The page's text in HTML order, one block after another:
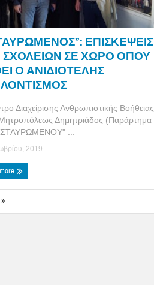
ΕΠΙΣΚΕΨΕΙΣ
ΣΕ ΧΩΡΟ ΟΠΟΥ
Ο ΑΝΙΔΙΟΤΕΛΗΣ
Διαχείρισης Ανθρωπιστικής Βοήθειας
Δημητριάδος (Παράρτημα
...
2019
»